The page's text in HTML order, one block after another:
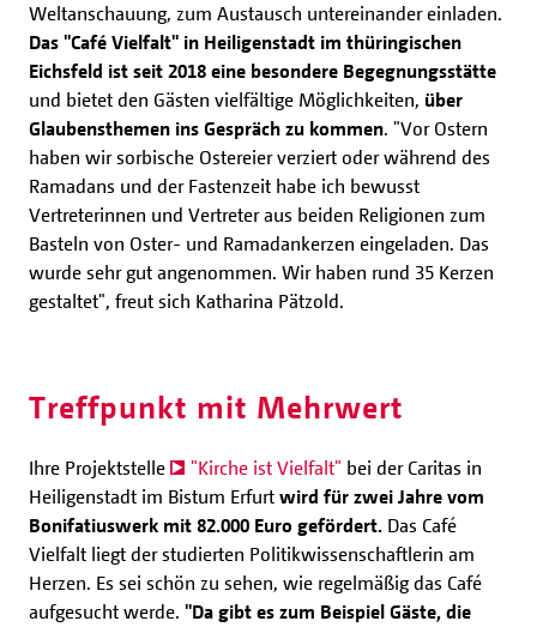
Weltanschauung, zum Austausch untereinander einladen.
Das "Café Vielfalt" in Heiligenstadt im thüringischen
Eichsfeld ist seit 2018 eine besondere Begegnungsstätte
und bietet den Gästen vielfältige Möglichkeiten, über
Glaubensthemen ins Gespräch zu kommen. "Vor Ostern
haben wir sorbische Ostereier verziert oder während des
Ramadans und der Fastenzeit habe ich bewusst
Vertreterinnen und Vertreter aus beiden Religionen zum
Basteln von Oster- und Ramadankerzen eingeladen. Das
wurde sehr gut angenommen. Wir haben rund 35 Kerzen
gestaltet", freut sich Katharina Pätzold.
Treffpunkt mit Mehrwert
Ihre Projektstelle "Kirche ist Vielfalt" bei der Caritas in
Heiligenstadt im Bistum Erfurt wird für zwei Jahre vom
Bonifatiuswerk mit 82.000 Euro gefördert. Das Café
Vielfalt liegt der studierten Politikwissenschaftlerin am
Herzen. Es sei schön zu sehen, wie regelmäßig das Café
aufgesucht werde. "Da gibt es zum Beispiel Gäste, die